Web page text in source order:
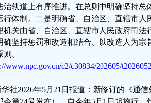
治轨道上有序推进。在总则中明确坚持
行体制。二是明确省、自治区、直辖市
机关由省、自治区、直辖市人民政府司
确坚持惩罚和改造相结合、以改造人为
则。
www.npc.gov.cn/c2/c30834/202605/
华社2026年5月21日报道：新修订的《通
令第74号发布），自今年5月1日起施行